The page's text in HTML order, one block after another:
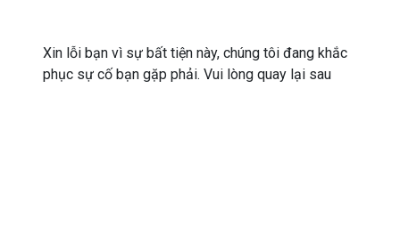
Xin lỗi bạn vì sự bất tiện này, chúng tôi đang khắc
phục sự cố bạn gặp phải. Vui lòng quay lại sau